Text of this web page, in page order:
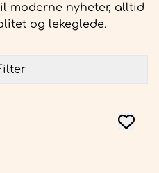
moderne nyheter, alltid
og lekeglede.